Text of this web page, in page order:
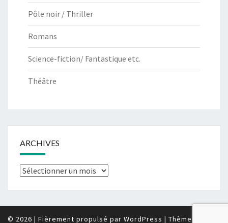
Pôle noir / Thriller
Romans
Science-fiction/ Fantastique etc.
Théâtre
ARCHIVES
Archives
© 2026 | Fièrement propulsé par WordPress | Thème :